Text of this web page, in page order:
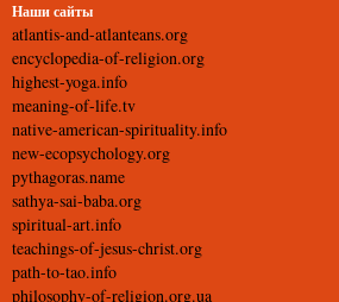
Наши сайты
atlantis-and-atlanteans.org
encyclopedia-of-religion.org
highest-yoga.info
meaning-of-life.tv
native-american-spirituality.info
new-ecopsychology.org
pythagoras.name
sathya-sai-baba.org
spiritual-art.info
teachings-of-jesus-christ.org
path-to-tao.info
philosophy-of-religion.org.ua